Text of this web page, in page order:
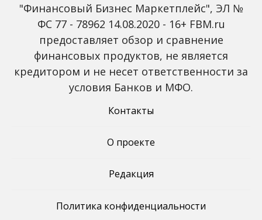
Объем наличных у
россиян в июле вырос
на 43%: что стоит за
рекордным спросом на
С 2027 года ИНН станет
банковских счетов
россиян: что изменится
"Финансовый Бизнес Маркетплейс", ЭЛ №
ФС 77 - 78962 14.08.2020 - 16+ FBM.ru
предоставляет обзор и сравнение
финансовых продуктов, не является
кредитором и не несет ответственности за
условия Банков и МФО.
Контакты
О проекте
Редакция
Политика конфиденциальности